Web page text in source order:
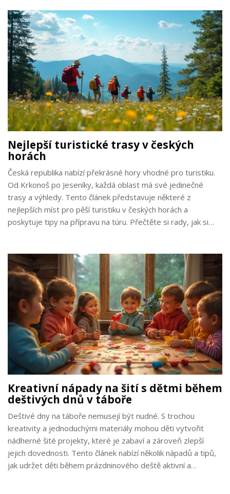
evropské moto-výpravy.
Nejlepší turistické trasy v českých
horách
Česká republika nabízí překrásné hory vhodné pro turistiku.
Od Krkonoš po Jeseníky, každá oblast má své jedinečné
trasy a výhledy. Tento článek představuje některé z
nejlepších míst pro pěší turistiku v českých horách a
poskytuje tipy na přípravu na túru. Přečtěte si rady, jak si
dobrodružství.
Kreativní nápady na šití s dětmi během
deštivých dnů v táboře
Deštivé dny na táboře nemusejí být nudné. S trochou
kreativity a jednoduchými materiály mohou děti vytvořit
nádherné šité projekty, které je zabaví a zároveň zlepší
jejich dovednosti. Tento článek nabízí několik nápadů a tipů,
jak udržet děti během prázdninového deště aktivní a